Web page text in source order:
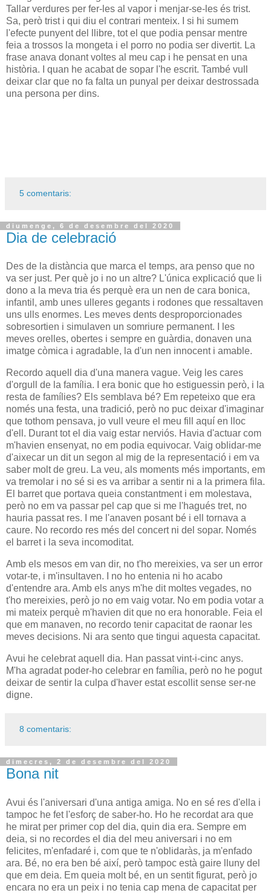
Tallar verdures per fer-les al vapor i menjar-se-les és trist.
Sa, però trist i qui diu el contrari menteix. I si hi sumem
l'efecte punyent del llibre, tot el que podia pensar mentre
feia a trossos la mongeta i el porro no podia ser divertit. La
frase anava donant voltes al meu cap i he pensat en una
història. I quan he acabat de sopar l'he escrit. També vull
deixar clar que no fa falta un punyal per deixar destrossada
una persona per dins.
5 comentaris:
diumenge, 6 de desembre del 2020
Dia de celebració
Des de la distància que marca el temps, ara penso que no
va ser just. Per què jo i no un altre? L'única explicació que li
dono a la meva tria és perquè era un nen de cara bonica,
infantil, amb unes ulleres gegants i rodones que ressaltaven
uns ulls enormes. Les meves dents desproporcionades
sobresortien i simulaven un somriure permanent. I les
meves orelles, obertes i sempre en guàrdia, donaven una
imatge còmica i agradable, la d'un nen innocent i amable.
Recordo aquell dia d'una manera vague. Veig les cares
d'orgull de la família. I era bonic que ho estiguessin però, i la
resta de famílies? Els semblava bé? Em repeteixo que era
només una festa, una tradició, però no puc deixar d'imaginar
que tothom pensava, jo vull veure el meu fill aquí en lloc
d'ell. Durant tot el dia vaig estar nerviós. Havia d'actuar com
m'havien ensenyat, no em podia equivocar. Vaig oblidar-me
d'aixecar un dit un segon al mig de la representació i em va
saber molt de greu. La veu, als moments més importants, em
va tremolar i no sé si es va arribar a sentir ni a la primera fila.
El barret que portava queia constantment i em molestava,
però no em va passar pel cap que si me l'hagués tret, no
hauria passat res. I me l'anaven posant bé i ell tornava a
caure. No recordo res més del concert ni del sopar. Només
el barret i la seva incomoditat.
Amb els mesos em van dir, no t'ho mereixies, va ser un error
votar-te, i m'insultaven. I no ho entenia ni ho acabo
d'entendre ara. Amb els anys m'he dit moltes vegades, no
t'ho mereixies, però jo no em vaig votar. No em podia votar a
mi mateix perquè m'havien dit que no era honorable. Feia el
que em manaven, no recordo tenir capacitat de raonar les
meves decisions. Ni ara sento que tingui aquesta capacitat.
Avui he celebrat aquell dia. Han passat vint-i-cinc anys.
M'ha agradat poder-ho celebrar en família, però no he pogut
deixar de sentir la culpa d'haver estat escollit sense ser-ne
digne.
8 comentaris:
dimecres, 2 de desembre del 2020
Bona nit
Avui és l'aniversari d'una antiga amiga. No en sé res d'ella i
tampoc he fet l'esforç de saber-ho. Ho he recordat ara que
he mirat per primer cop del dia, quin dia era. Sempre em
deia, si no recordes el dia del meu aniversari i no em
felicites, m'enfadaré i, com que te n'oblidaràs, ja m'enfado
ara. Bé, no era ben bé així, però tampoc està gaire lluny del
que em deia. Em queia molt bé, en un sentit figurat, però jo
encara no era un peix i no tenia cap mena de capacitat per